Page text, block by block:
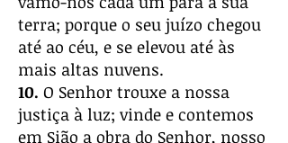
terra; porque o seu juízo chegou
até ao céu, e se elevou até às
mais altas nuvens.
10. O Senhor trouxe a nossa
justiça à luz; vinde e contemos
em Sião a obra do Senhor, nosso